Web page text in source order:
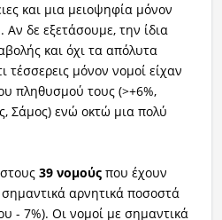
και μια μειοψηφία μόνον
Αν δε εξετάσουμε, την ίδια
και όχι τα απόλυτα
τέσσερεις μόνον νομοί είχαν
πληθυσμού τους (>+6%,
Σάμος) ενώ οκτώ μια πολύ
39 νομούςπου έχουν
αρνητικά ποσοστά
- 7%). Οι νομοί με σημαντικά